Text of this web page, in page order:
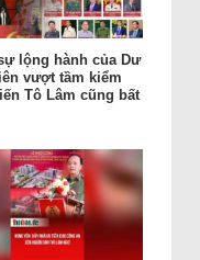
lộng hành của Dư
vượt tầm kiểm
Tô Lâm cũng bất